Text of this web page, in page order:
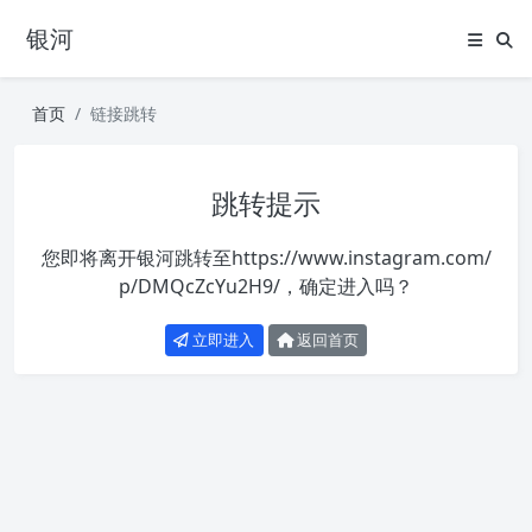
银河
首页 链接跳转
跳转提示
您即将离开银河跳转至https://www.instagram.com/
p/DMQcZcYu2H9/ ，确定进入吗？
立即进入 返回首页